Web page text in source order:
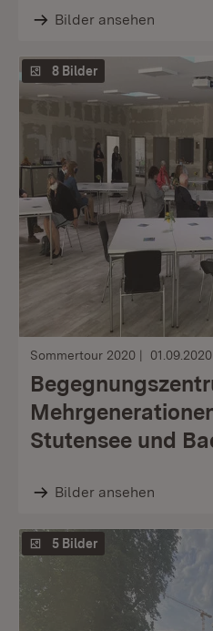
Bilder ansehen
8 Bilder
Sommertour 2020 01.09.2020
Stutensee und
Bilder ansehen
5 Bilder